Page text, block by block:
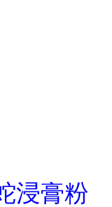
浸膏粉